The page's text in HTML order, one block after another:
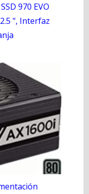
970 EVO
", Interfaz